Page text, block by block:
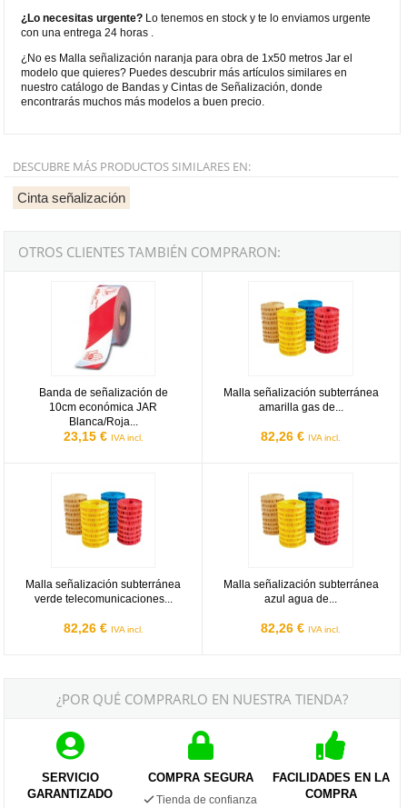
¿Lo necesitas urgente? Lo tenemos en stock y te lo enviamos urgente
con una entrega 24 horas .
¿No es Malla señalización naranja para obra de 1x50 metros Jar el
modelo que quieres? Puedes descubrir más artículos similares en
nuestro catálogo de Bandas y Cintas de Señalización, donde
encontrarás muchos más modelos a buen precio.
DESCUBRE MÁS PRODUCTOS SIMILARES EN:
Cinta señalización
OTROS CLIENTES TAMBIÉN COMPRARON:
Banda de señalización de
10cm económica JAR
Blanca/Roja...
23,15 € IVA incl.
Banda de señalización de 10cm económica JAR Blanca/Roja de
Malla señalización subterránea
amarilla gas de...
82,26 € IVA incl.
Malla señalización subterránea
verde telecomunicaciones...
82,26 € IVA incl.
Malla señalización subterránea
azul agua de...
82,26 € IVA incl.
¿POR QUÉ COMPRARLO EN NUESTRA TIENDA?
SERVICIO
GARANTIZADO
COMPRA SEGURA
Tienda de confianza
FACILIDADES EN LA
COMPRA